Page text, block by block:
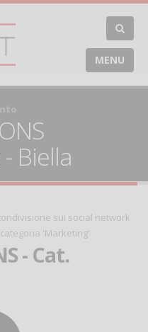
MENU
Biella
sui social network
'Marketing'
- Cat.